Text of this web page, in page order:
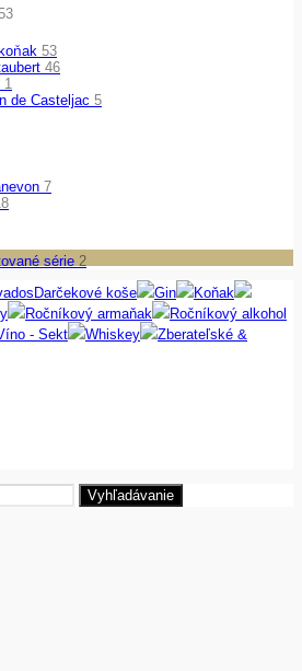
53
46
1
de Casteljac 5
7
série 2
Darčekové koše Gin
Koňak
Ročníkový armaňak
Ročníkový alkohol
- Sekt Whiskey
Zberateľské &
Vyhľadávanie